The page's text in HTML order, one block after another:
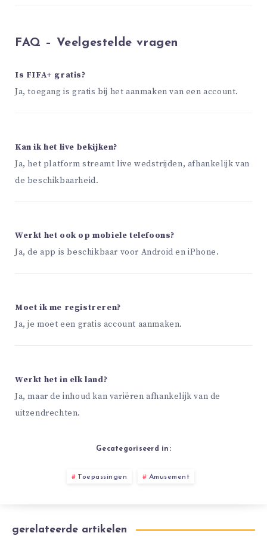
FAQ – Veelgestelde vragen
Is FIFA+ gratis?
Ja, toegang is gratis bij het aanmaken van een account.
Kan ik het live bekijken?
Ja, het platform streamt live wedstrijden, afhankelijk van
de beschikbaarheid.
Werkt het ook op mobiele telefoons?
Ja, de app is beschikbaar voor Android en iPhone.
Moet ik me registreren?
Ja, je moet een gratis account aanmaken.
Werkt het in elk land?
Ja, maar de inhoud kan variëren afhankelijk van de
uitzendrechten.
Gecategoriseerd in:
Toepassingen Amusement
gerelateerde artikelen